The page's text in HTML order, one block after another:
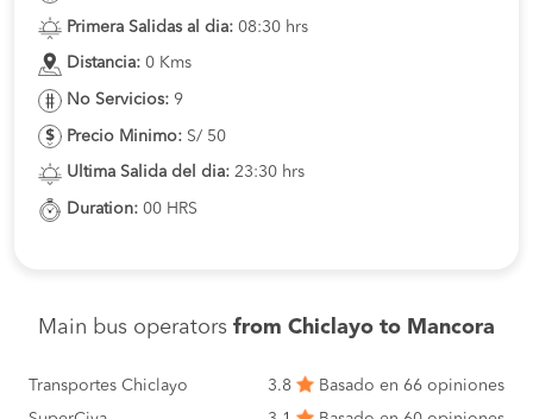
Primera Salidas al dia: 08:30 hrs
Distancia: 0 Kms
No Servicios: 9
Precio Minimo: S/ 50
Ultima Salida del dia: 23:30 hrs
Duration: 00 HRS
Main bus operators from Chiclayo to Mancora
Transportes Chiclayo 3.8
Basado en 66 opiniones